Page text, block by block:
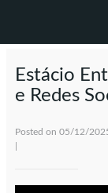
Estácio
e Redes
Posted on 05/12/